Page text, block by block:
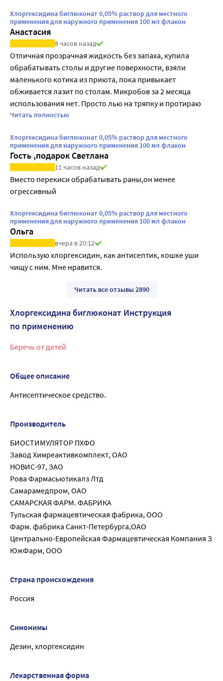
Хлоргексидина биглюконат 0,05% раствор для местного
применения для наружного применения 100 мл флакон
Анастасия
8 часов назад
Отличная прозрачная жидкость без запаха, купила
обрабатывать столы и другие поверхности, взяли
маленького котика из приюта, пока привыкает
обживается лазит по столам. Микробов за 2 месяца
использования нет. Просто лью на тряпку и протираю
поверхность.
Читать полностью
Хлоргексидина биглюконат 0,05% раствор для местного
применения для наружного применения 100 мл флакон
Гость ,подарок Светлана
11 часов назад
Вместо перекиси обрабатывать раны,он менее
огрессивный
Хлоргексидина биглюконат 0,05% раствор для местного
применения для наружного применения 100 мл флакон
Ольга
вчера в 20:12
Использую хлоргексидин, как антисептик, кошке уши
чищу с ним. Мне нравится.
Читать все отзывы 2890
Хлоргексидина биглюконат Инструкция
по применению
Беречь от детей
Общее описание
Антисептическое средство.
Производитель
БИОСТИМУЛЯТОР ПХФО
Завод Химреактивкомплект, ОАО
НОВИС-97, ЗАО
Рова Фармасьютикалз Лтд
Самарамедпром, ОАО
САМАРСКАЯ ФАРМ. ФАБРИКА
Тульская фармацевтическая фабрика, ООО
Фарм. фабрика Санкт-Петербурга,ОАО
Центрально-Европейская Фармацевтическая Компания З
ЮжФарм, ООО
Страна происхождения
Россия
Синонимы
Дезин, хлоргексидин
Лекарственная форма